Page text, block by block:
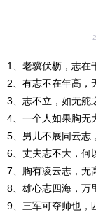
1、老骥伏枥，志在
2、有志不在年高，
3、志不立，如无舵
4、一个人如果胸无
5、男儿不展同云志
6、丈夫志不大，何
7、胸有凌云志，无
8、雄心志四海，万
9、三军可夺帅也，